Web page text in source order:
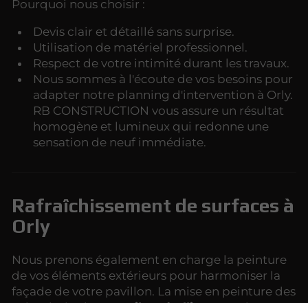
Pourquoi nous choisir :
Devis clair et détaillé sans surprise.
Utilisation de matériel professionnel.
Respect de votre intimité durant les travaux.
Nous sommes à l'écoute de vos besoins pour
adapter notre planning d'intervention à Orly.
RB CONSTRUCTION vous assure un résultat
homogène et lumineux qui redonne une
sensation de neuf immédiate.
Rafraîchissement de surfaces à
Orly
Nous prenons également en charge la peinture
de vos éléments extérieurs pour harmoniser la
façade de votre pavillon. La mise en peinture des